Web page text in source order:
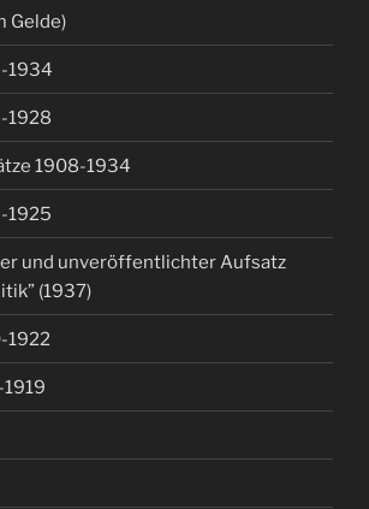
Gelde)
1934
1928
1908-1934
1925
und unveröffentlichter Aufsatz
(1937)
1922
1919